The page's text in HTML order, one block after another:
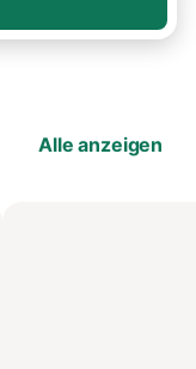
Alle anzeigen